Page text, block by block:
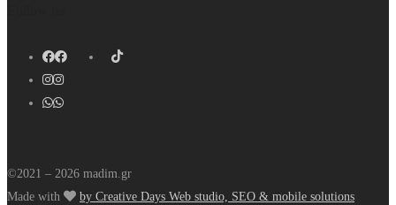
©2021 – 2026 madim.gr
Made with
by Creative Days Web studio, SEO & mobile solutions